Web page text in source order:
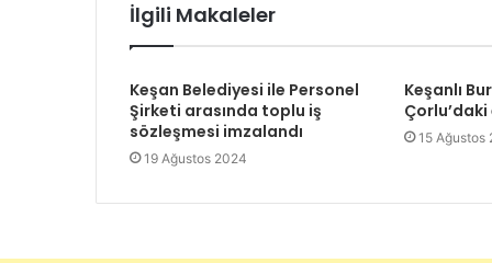
İlgili Makaleler
Keşan Belediyesi ile Personel
Şirketi arasında toplu iş
sözleşmesi imzalandı
19 Ağustos 2024
Keşanlı
15 Ağustos